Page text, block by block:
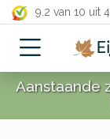
9.2 van 10 uit
close
Aanstaande